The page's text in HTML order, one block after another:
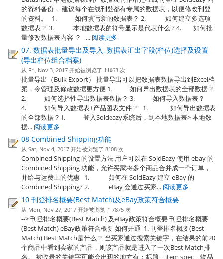
的资料备份， 建议每个在线刊登都有专属的数据表，以便修改刊登
的资料。 1. 如何填写新的数据表？ 2. 如何建立多选项
数据表？ 3. 本地数据表的符号显示是代表什么 ? 4. 如何批
量修改数据表内容 ？ ... 阅读更多
07. 数据表批量导出及导入, 数据表汇出字段(栏位)选择及设置
(导出栏位组合档案)
从 Fri, Nov 3, 2017 开始被浏览了 11063 次
批量导出（Bulk Export） 批量导出可以把数据表数据导出到Excel档
案，令管理及修改数据更方便 1. 如何导出数据表的全部数据？
2. 如何选择性导出数据表数据？ 3. 如何导入数据表？
4. 如何导入数据表+产品图表文件？ 1. 如何导出数据表
的全部数据？ I. 登入Soldeazy系统后，到本地数据表> 本地数
据... 阅读更多
08 Combined Shipping功能
从 Sat, Nov 4, 2017 开始被浏览了 8108 次
Combined Shipping 的设置方法 用户可以在 SoldEazy 使用 ebay 的
Combined Shipping 功能，允许买家将多个商品合并成一个订单，
并给与运费上的优惠 1. 如何在 SoldEazy 建立 eBay 的
Combined Shipping? 2. eBay 会通过买家... 阅读更多
10 刊登排名概要(Best Match)及eBay政策符合概要
从 Mon, Nov 27, 2017 开始被浏览了 7875 次
--> 刊登排名概要(Best Match) 及eBay政策符合概要 刊登排名概要
(Best Match) eBay政策符合概要 如何开通 1. 刊登排名概要(Best
Match) Best Match是什么？ 当买家通过搜索关键字，在结果的前20
个商品中看到卖家的产品，则该产品就是进入了一次Best Match排
名。 被收录的关键字可能会出现的地方有：标题、item spec、物品